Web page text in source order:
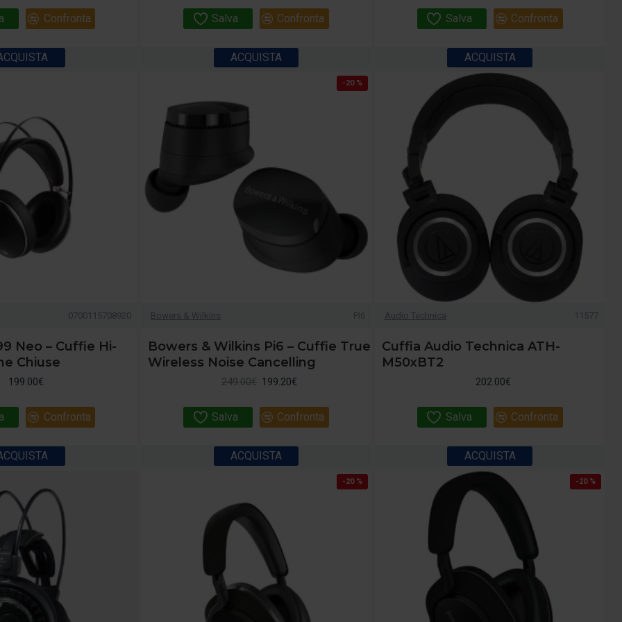
Confronta Salva Confronta
ACQUISTA
Salva Confronta
ACQUISTA
0700115708920
Neo – Cuffie Hi-
Chiuse
199.00€
Confronta
-20 %
Bowers & Wilkins PI6
Bowers & Wilkins Pi6 – Cuffie True
Wireless Noise Cancelling
199.20€
249.00€
Salva Confronta
ACQUISTA
Audio Technica 11577
Cuffia Audio Technica ATH-
M50xBT2
202.00€
Salva Confronta
ACQUISTA
-20 % -20 %